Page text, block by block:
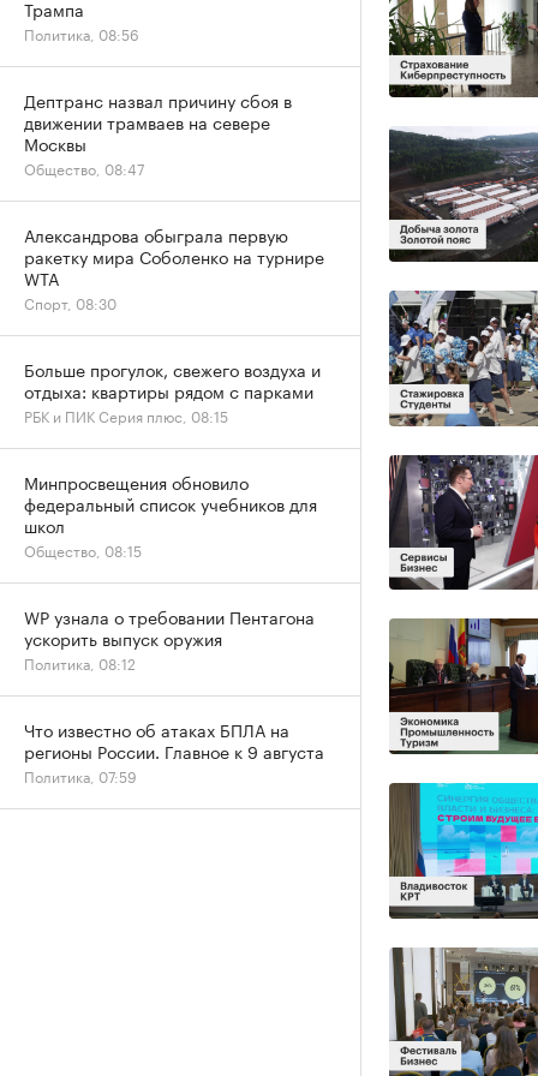
Трампа
Политика, 08:56
Дептранс назвал причину сбоя в
движении трамваев на севере
Москвы
Общество, 08:47
Александрова обыграла первую
ракетку мира Соболенко на турнире
WTA
Спорт, 08:30
Больше прогулок, свежего воздуха и
отдыха: квартиры рядом с парками
РБК и ПИК Серия плюс, 08:15
Минпросвещения обновило
федеральный список учебников для
школ
Общество, 08:15
WP узнала о требовании Пентагона
ускорить выпуск оружия
Политика, 08:12
Что известно об атаках БПЛА на
регионы России. Главное к 9 августа
Политика, 07:59